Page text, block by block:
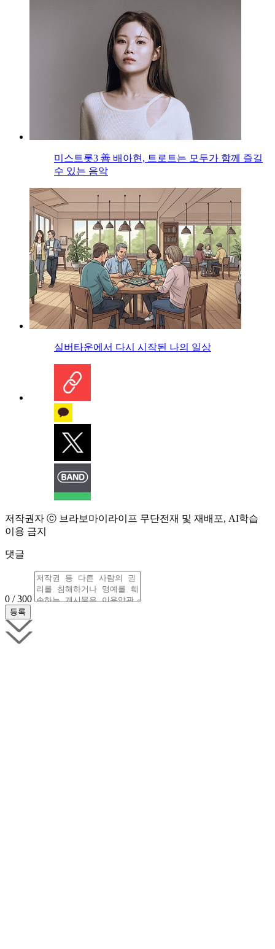
미스트롯3 善 배아현, 트로트는 모두가 함께 즐길
수 있는 음악
실버타운에서 다시 시작된 나의 일상
저작권자 ⓒ 브라보마이라이프 무단전재 및 재배포, AI학습
이용 금지
댓글
0 / 300